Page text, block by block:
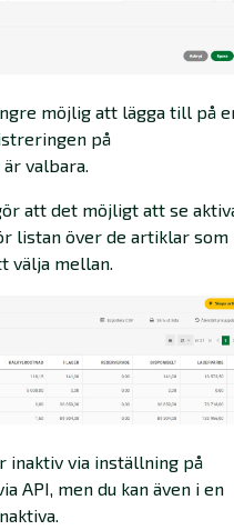
möjlig att lägga till på
på
valbara.
att det möjligt att se
listan över de artiklar som
välja mellan.
inaktiv via inställning på
API, men du kan även i en